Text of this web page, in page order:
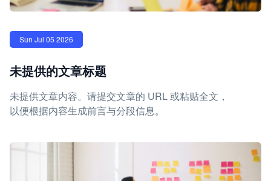
Sun Jul 05 2026
未提供的文章标题
未提供文章内容。请提交文章的 URL 或粘贴全文，
以便根据内容生成前言与分段信息。